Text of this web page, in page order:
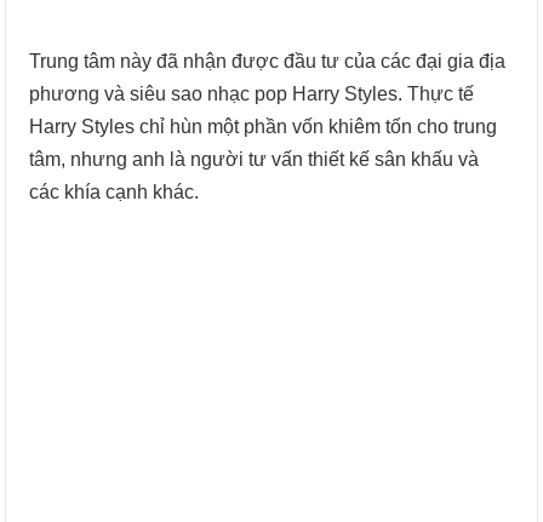
Trung tâm này đã nhận được đầu tư của các đại gia địa
phương và siêu sao nhạc pop Harry Styles. Thực tế
Harry Styles chỉ hùn một phần vốn khiêm tốn cho trung
tâm, nhưng anh là người tư vấn thiết kế sân khấu và
các khía cạnh khác.